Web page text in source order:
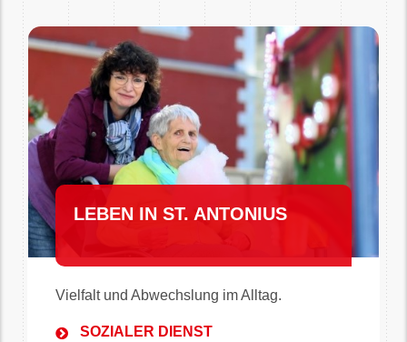
LEBEN IN ST. ANTONIUS
Vielfalt und Abwechslung im Alltag.
SOZIALER DIENST